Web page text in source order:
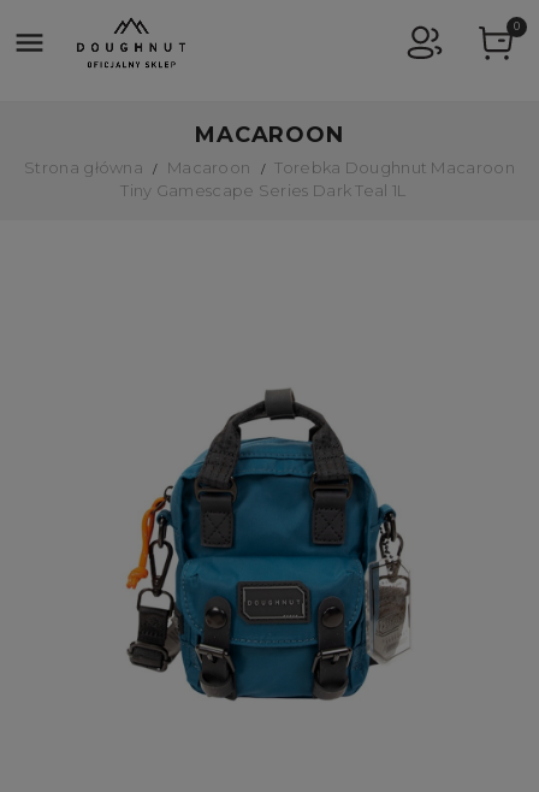
 0
MACAROON
Strona główna Macaroon
Torebka Doughnut Macaroon
Tiny Gamescape Series Dark Teal 1L